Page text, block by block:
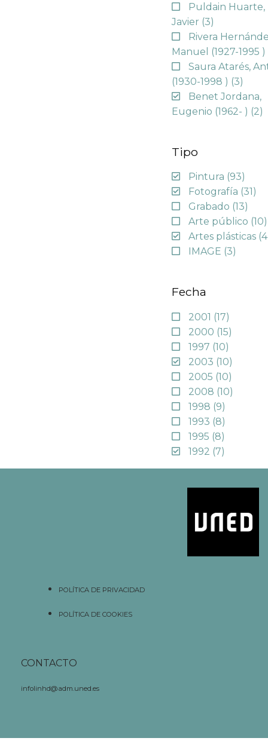
Puldain Huarte,
Javier (3)
Rivera
Manuel (1927-1995 )
Saura Atarés,
(1930-1998 ) (3)
Benet Jordana,
Eugenio (1962- ) (2)
Tipo
Pintura (93)
Fotografía (31)
Grabado (13)
Arte público (10)
Artes plásticas
IMAGE (3)
Fecha
2001 (17)
2000 (15)
1997 (10)
2003 (10)
2005 (10)
2008 (10)
1998 (9)
1993 (8)
1995 (8)
1992 (7)
POLÍTICA DE PRIVACIDAD
POLÍTICA DE COOKIES
CONTACTO
infolinhd@adm.uned.es